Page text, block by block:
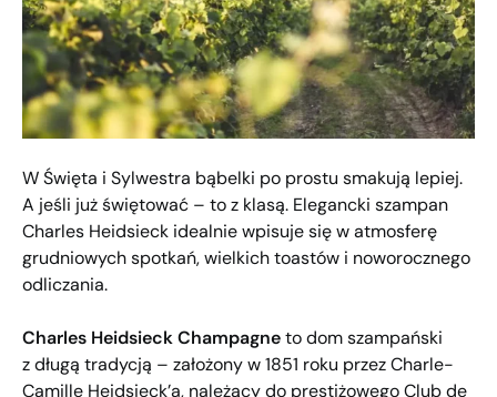
W Święta i Sylwestra bąbelki po prostu smakują lepiej.
A jeśli już świętować – to z klasą. Elegancki szampan
Charles Heidsieck idealnie wpisuje się w atmosferę
grudniowych spotkań, wielkich toastów i noworocznego
odliczania.
Charles Heidsieck Champagneto dom szampański
z długą tradycją – założony w 1851 roku przez Charle-​
Camille Heidsieck’a, należący do prestiżowego Club de